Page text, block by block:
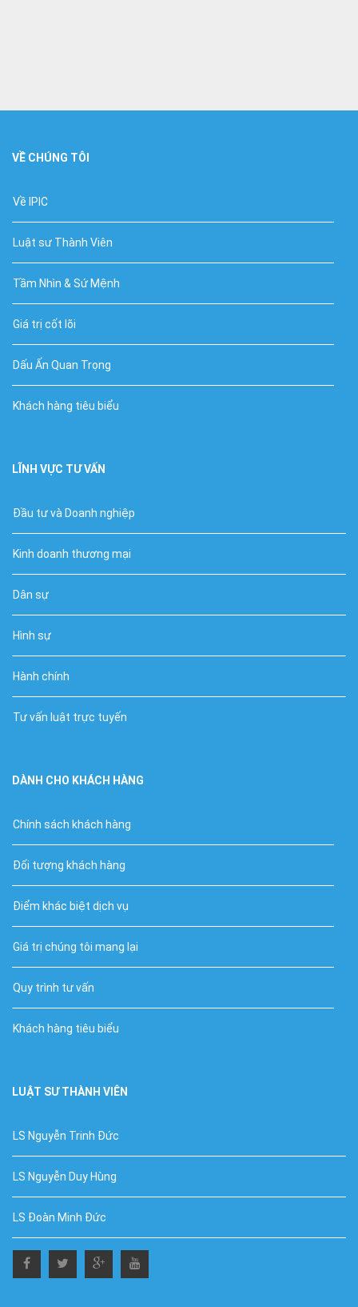
VỀ CHÚNG TÔI
Về IPIC
Luật sư Thành Viên
Tầm Nhìn & Sứ Mệnh
Giá trị cốt lõi
Dấu Ấn Quan Trọng
Khách hàng tiêu biểu
LĨNH VỰC TƯ VẤN
Đầu tư và Doanh nghiệp
Kinh doanh thương mại
Dân sự
Hình sự
Hành chính
Tư vấn luật trực tuyến
DÀNH CHO KHÁCH HÀNG
Chính sách khách hàng
Đối tượng khách hàng
Điểm khác biệt dịch vụ
Giá trị chúng tôi mang lại
Quy trình tư vấn
Khách hàng tiêu biểu
LUẬT SƯ THÀNH VIÊN
LS Nguyễn Trinh Đức
LS Nguyễn Duy Hùng
LS Đoàn Minh Đức